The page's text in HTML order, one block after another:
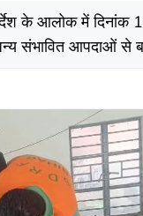
के आलोक में दिनांक
संभावित आपदाओं से